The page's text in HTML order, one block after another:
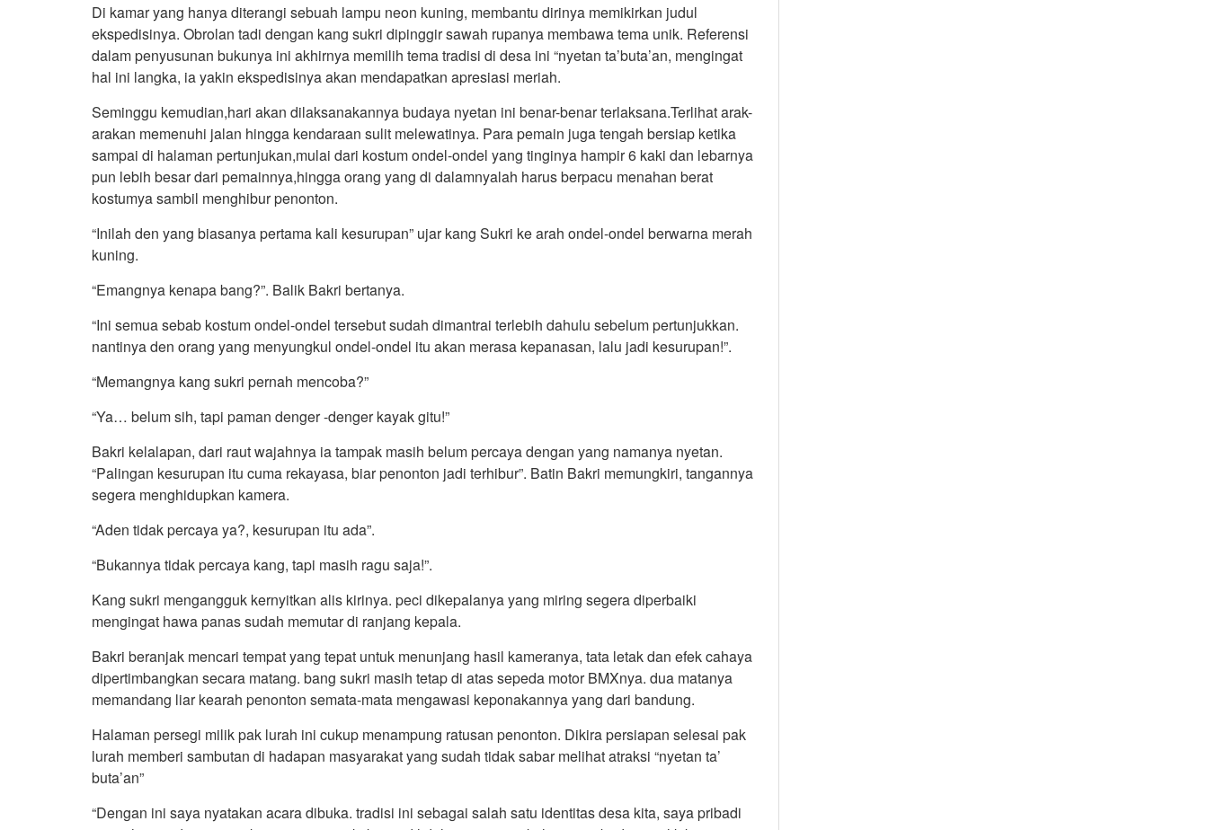
Di kamar yang hanya diterangi sebuah lampu neon kuning, membantu dirinya memikirkan judul
ekspedisinya. Obrolan tadi dengan kang sukri dipinggir sawah rupanya membawa tema unik. Referensi
dalam penyusunan bukunya ini akhirnya memilih tema tradisi di desa ini “nyetan ta’buta’an, mengingat
hal ini langka, ia yakin ekspedisinya akan mendapatkan apresiasi meriah.
Seminggu kemudian,hari akan dilaksanakannya budaya nyetan ini benar-benar terlaksana.Terlihat arak-
arakan memenuhi jalan hingga kendaraan sulit melewatinya. Para pemain juga tengah bersiap ketika
sampai di halaman pertunjukan,mulai dari kostum ondel-ondel yang tinginya hampir 6 kaki dan lebarnya
pun lebih besar dari pemainnya,hingga orang yang di dalamnyalah harus berpacu menahan berat
kostumya sambil menghibur penonton.
“Inilah den yang biasanya pertama kali kesurupan” ujar kang Sukri ke arah ondel-ondel berwarna merah
kuning.
“Emangnya kenapa bang?”. Balik Bakri bertanya.
“Ini semua sebab kostum ondel-ondel tersebut sudah dimantrai terlebih dahulu sebelum pertunjukkan.
nantinya den orang yang menyungkul ondel-ondel itu akan merasa kepanasan, lalu jadi kesurupan!”.
“Memangnya kang sukri pernah mencoba?”
“Ya… belum sih, tapi paman denger -denger kayak gitu!”
Bakri kelalapan, dari raut wajahnya ia tampak masih belum percaya dengan yang namanya nyetan.
“Palingan kesurupan itu cuma rekayasa, biar penonton jadi terhibur”. Batin Bakri memungkiri, tangannya
segera menghidupkan kamera.
“Aden tidak percaya ya?, kesurupan itu ada”.
“Bukannya tidak percaya kang, tapi masih ragu saja!”.
Kang sukri mengangguk kernyitkan alis kirinya. peci dikepalanya yang miring segera diperbaiki
mengingat hawa panas sudah memutar di ranjang kepala.
Bakri beranjak mencari tempat yang tepat untuk menunjang hasil kameranya, tata letak dan efek cahaya
dipertimbangkan secara matang. bang sukri masih tetap di atas sepeda motor BMXnya. dua matanya
memandang liar kearah penonton semata-mata mengawasi keponakannya yang dari bandung.
Halaman persegi milik pak lurah ini cukup menampung ratusan penonton. Dikira persiapan selesai pak
lurah memberi sambutan di hadapan masyarakat yang sudah tidak sabar melihat atraksi “nyetan ta’
buta’an”
“Dengan ini saya nyatakan acara dibuka. tradisi ini sebagai salah satu identitas desa kita, saya pribadi